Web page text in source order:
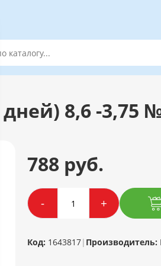
дней) 8,6 -3,75
788 руб.
- +
Код: 1643817| Производитель: